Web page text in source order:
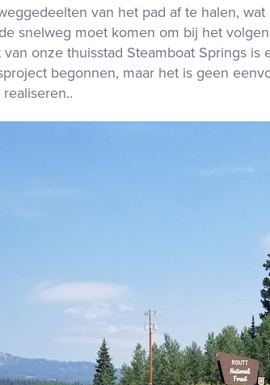
van het pad af te halen,
snelweg moet komen om bij het
onze thuisstad Steamboat Springs
begonnen, maar het is geen
.